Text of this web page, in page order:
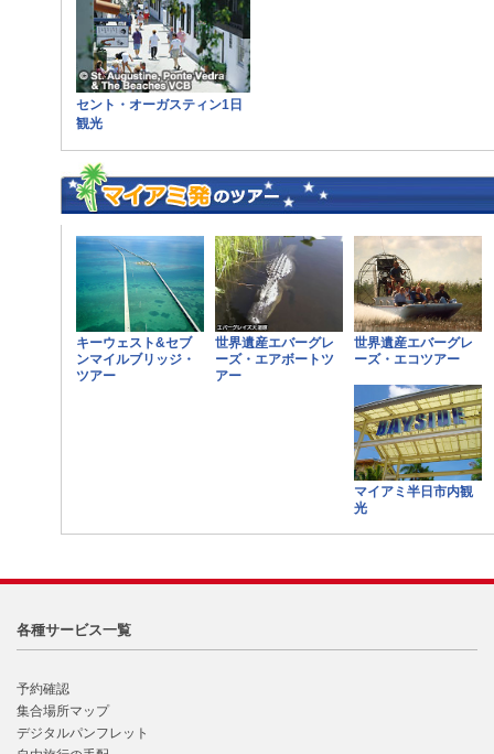
セント・オーガスティン1日
観光
キーウェスト&セブ
ンマイルブリッジ・
ツアー
世界遺産エバーグレ
ーズ・エアボートツ
アー
世界遺産エバーグレ
ーズ・エコツアー
マイアミ半日市内観
光
各種サービス一覧
予約確認
集合場所マップ
デジタルパンフレット